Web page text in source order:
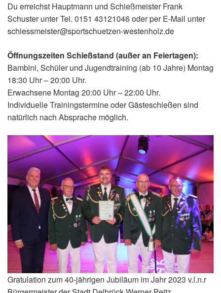
Du erreichst Hauptmann und Schießmeister Frank
Schuster unter Tel. 0151 43121046 oder per E-Mail unter
schiessmeister@sportschuetzen-westenholz.de
Öffnungszeiten Schießstand (außer an Feiertagen):
Bambini, Schüler und Jugendtraining (ab 10 Jahre) Montag
18:30 Uhr – 20:00 Uhr.
Erwachsene Montag 20:00 Uhr – 22:00 Uhr.
Individuelle Trainingstermine oder Gästeschießen sind
natürlich nach Absprache möglich.
Gratulation zum 40-jährigen Jubiläum im Jahr 2023 v.l.n.r